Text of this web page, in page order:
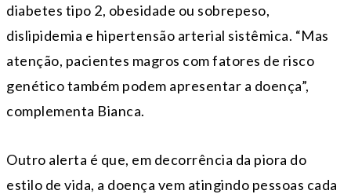
diabetes tipo 2, obesidade ou sobrepeso,
dislipidemia e hipertensão arterial sistêmica. “Mas
atenção, pacientes magros com fatores de risco
genético também podem apresentar a doença”,
complementa Bianca.
Outro alerta é que, em decorrência da piora do
estilo de vida, a doença vem atingindo pessoas cada